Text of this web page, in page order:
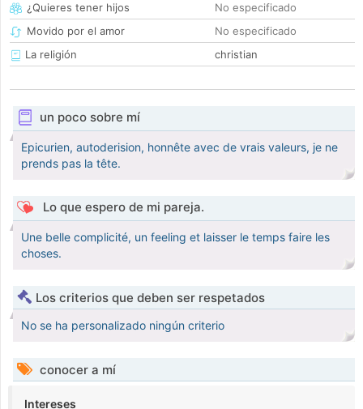
¿Quieres tener hijos
No especificado
Movido por el amor
No especificado
La religión
christian
un poco sobre mí
Epicurien, autoderision, honnête avec de vrais valeurs, je ne
prends pas la tête.
Lo que espero de mi pareja.
Une belle complicité, un feeling et laisser le temps faire les
choses.
Los criterios que deben ser respetados
No se ha personalizado ningún criterio
conocer a mí
Intereses